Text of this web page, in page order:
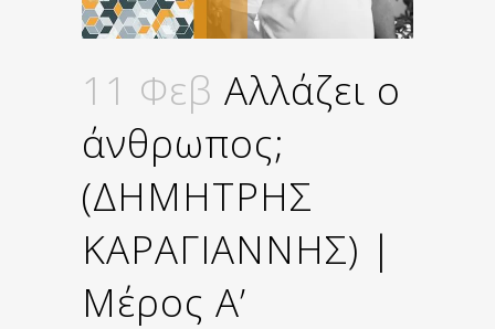
11 Φεβ Αλλάζει ο
άνθρωπος;
(ΔΗΜΗΤΡΗΣ
ΚΑΡΑΓΙΑΝΝΗΣ) |
Μέρος Α’